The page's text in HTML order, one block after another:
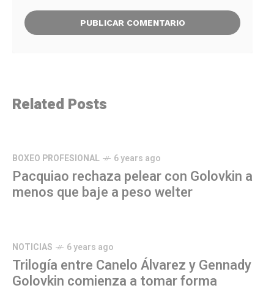
Related Posts
BOXEO PROFESIONAL 6 years ago
Pacquiao rechaza pelear con Golovkin a
menos que baje a peso welter
NOTICIAS 6 years ago
Trilogía entre Canelo Álvarez y Gennady
Golovkin comienza a tomar forma